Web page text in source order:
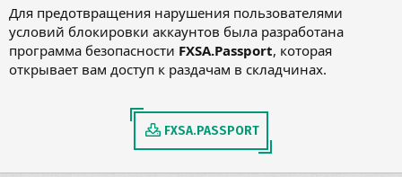
Для предотвращения нарушения пользователями
условий блокировки аккаунтов была разработана
программа безопасности FXSA.Passport, которая
открывает вам доступ к раздачам в складчинах.
FXSA.PASSPORT